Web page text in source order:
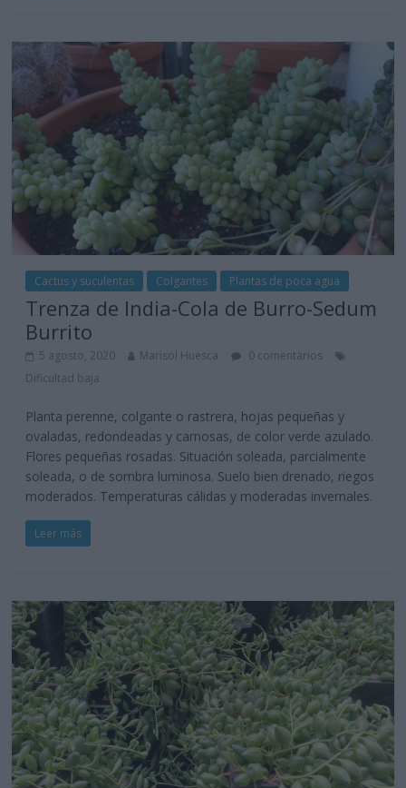
Cactus y suculentas Colgantes Plantas de poca agua
Trenza de India-Cola de Burro-Sedum
Burrito
5 agosto, 2020 Marisol Huesca
0 comentarios
Dificultad baja
Planta perenne, colgante o rastrera, hojas pequeñas y
ovaladas, redondeadas y carnosas, de color verde azulado.
Flores pequeñas rosadas. Situación soleada, parcialmente
soleada, o de sombra luminosa. Suelo bien drenado, riegos
moderados. Temperaturas cálidas y moderadas invernales.
Leer más